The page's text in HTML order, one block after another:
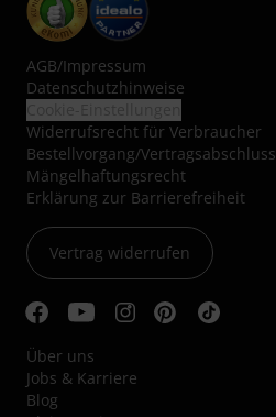
AGB/Impressum
Datenschutzhinweise
Widerrufsrecht für Verbraucher
Bestellvorgang/Vertragsabschluss
Mängelhaftungsrecht
Erklärung zur Barrierefreiheit
Vertrag widerrufen
Über uns
Jobs & Karriere
Blog